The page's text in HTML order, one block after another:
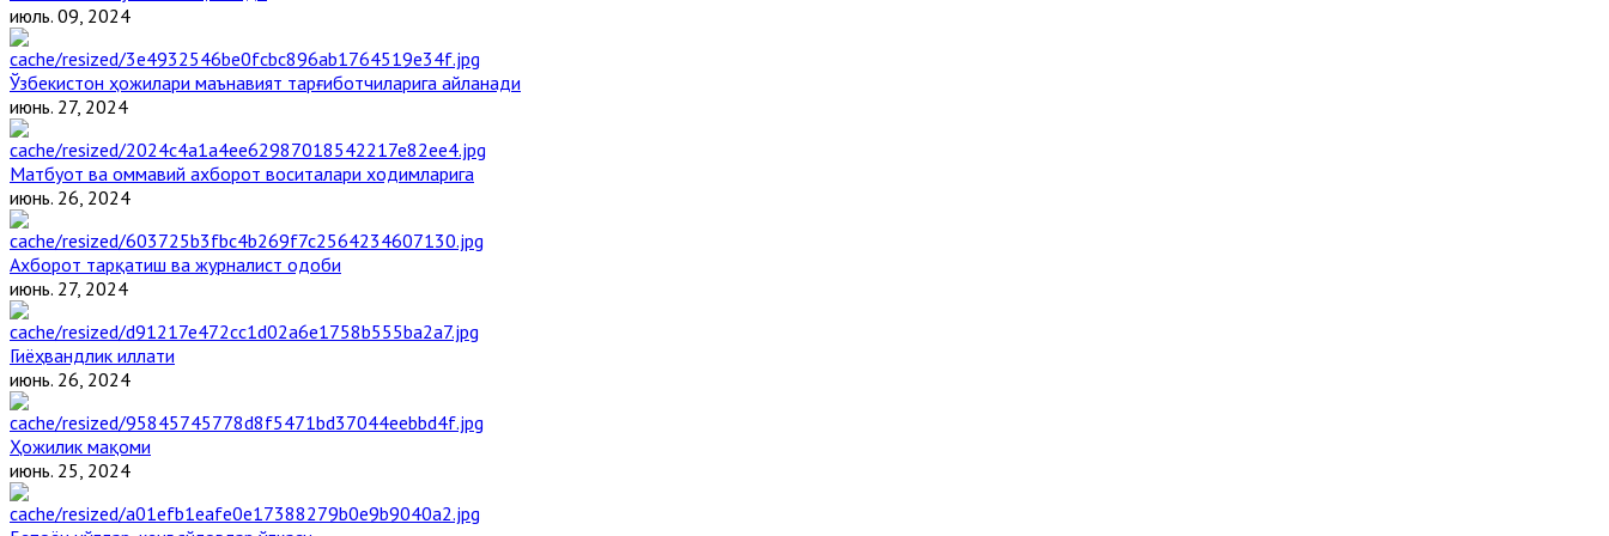
июль. 09, 2024
Ўзбекистон ҳожилари маънавият тарғиботчиларига айланади
июнь. 27, 2024
Матбуот ва оммавий ахборот воситалари ходимларига
июнь. 26, 2024
Ахборот тарқатиш ва журналист одоби
июнь. 27, 2024
Гиёҳвандлик иллати
июнь. 26, 2024
Ҳожилик мақоми
июнь. 25, 2024